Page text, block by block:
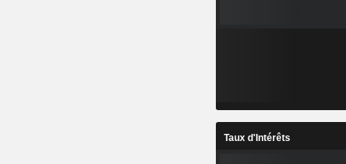
Taux d'Intérêts